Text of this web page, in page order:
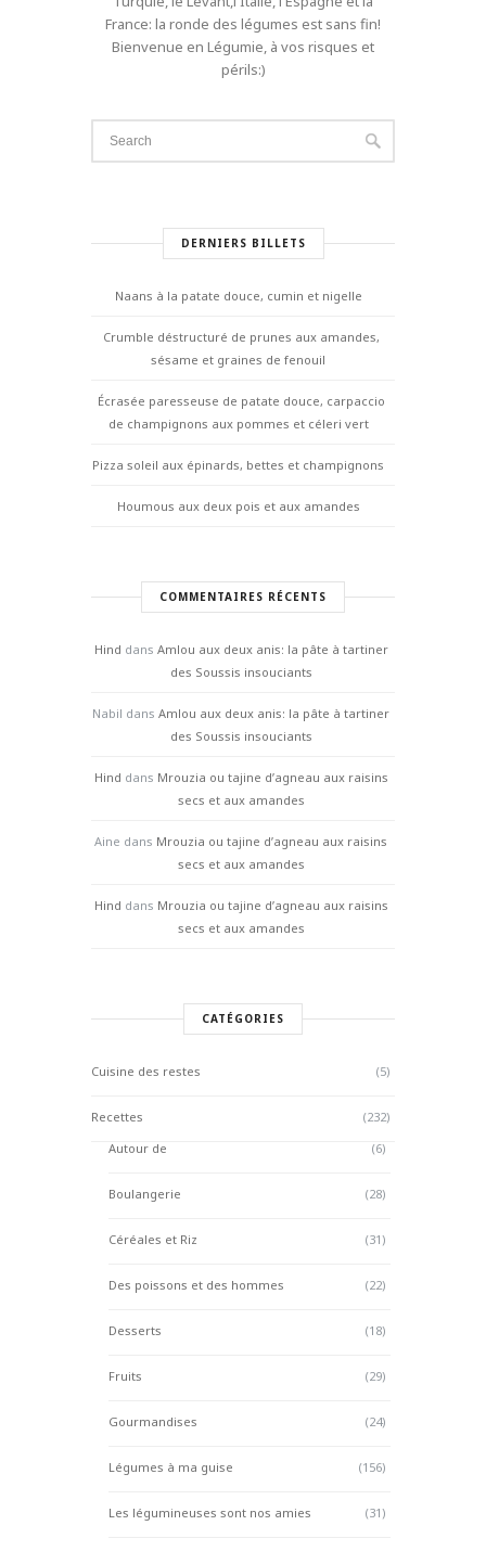
France: la ronde des légumes est sans fin!
Bienvenue en Légumie, à vos risques et
périls:)
DERNIERS BILLETS
Naans à la patate douce, cumin et nigelle
Crumble déstructuré de prunes aux amandes,
sésame et graines de fenouil
Écrasée paresseuse de patate douce, carpaccio
de champignons aux pommes et céleri vert
Pizza soleil aux épinards, bettes et champignons
Houmous aux deux pois et aux amandes
COMMENTAIRES RÉCENTS
Hind dans Amlou aux deux anis: la pâte à tartiner
des Soussis insouciants
Nabil dans Amlou aux deux anis: la pâte à tartiner
des Soussis insouciants
Hind dans Mrouzia ou tajine d’agneau aux raisins
secs et aux amandes
Aine dans Mrouzia ou tajine d’agneau aux raisins
secs et aux amandes
Hind dans Mrouzia ou tajine d’agneau aux raisins
secs et aux amandes
CATÉGORIES
Cuisine des restes (5)
Recettes
(232)
Autour de
(6)
Boulangerie (28)
Céréales et Riz (31)
Des poissons et des hommes (22)
Desserts (18)
Fruits (29)
Gourmandises (24)
Légumes à ma guise (156)
Les légumineuses sont nos amies (31)